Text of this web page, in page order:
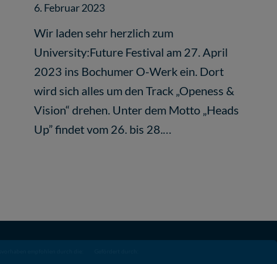
6. Februar 2023
Wir laden sehr herzlich zum
University:Future Festival am 27. April
2023 ins Bochumer O-Werk ein. Dort
wird sich alles um den Track „Openess &
Vision“ drehen. Unter dem Motto „Heads
Up” findet vom 26. bis 28.…